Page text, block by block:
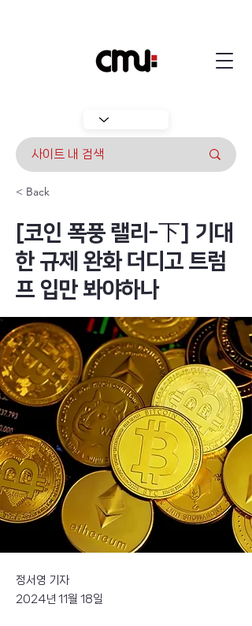
< Back
[코인 폭풍 랠리-下] 기대
한 규제 완화 더디고 트럼
프 입만 봐야하나
정서영 기자
2024년 11월 18일